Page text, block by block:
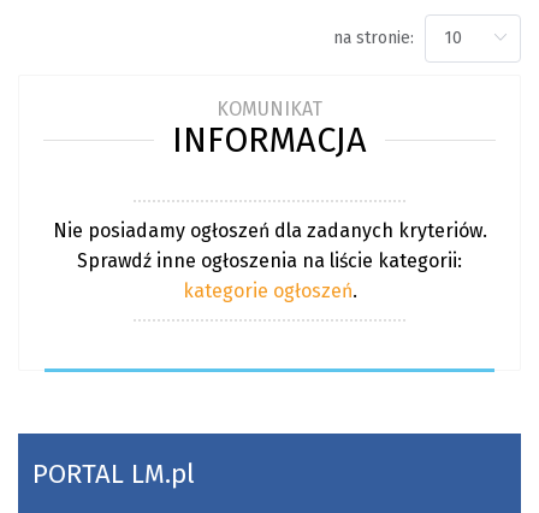
na stronie:
KOMUNIKAT
INFORMACJA
Nie posiadamy ogłoszeń dla zadanych kryteriów.
Sprawdź inne ogłoszenia na liście kategorii:
kategorie ogłoszeń.
PORTAL LM.pl